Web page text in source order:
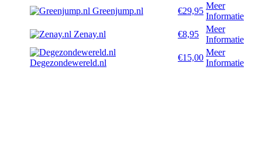
Greenjump.nl
€29,95
Meer
Informatie
Zenay.nl
€8,95
Meer
Informatie
Degezondewereld.nl
€15,00
Meer
Informatie